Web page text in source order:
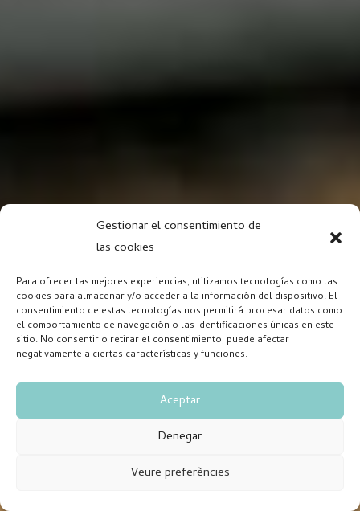
Gestionar el consentimiento de
las cookies
Para ofrecer las mejores experiencias, utilizamos tecnologías como las
cookies para almacenar y/o acceder a la información del dispositivo. El
consentimiento de estas tecnologías nos permitirá procesar datos como
el comportamiento de navegación o las identificaciones únicas en este
sitio. No consentir o retirar el consentimiento, puede afectar
negativamente a ciertas características y funciones.
Aceptar
Denegar
Veure preferències